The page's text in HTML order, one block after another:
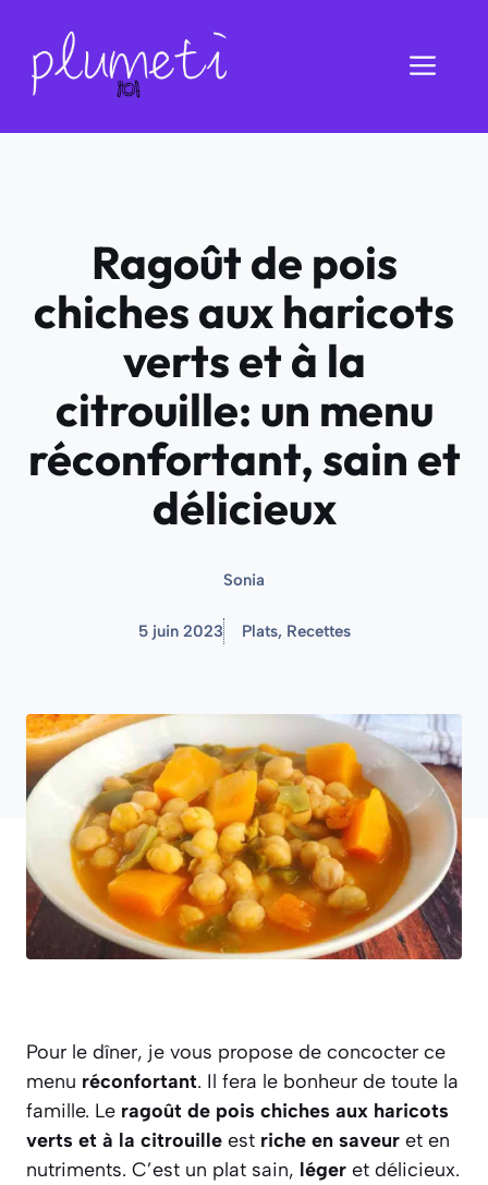
contenu
Ragoût de pois
chiches aux haricots
verts et à la
citrouille: un menu
réconfortant, sain et
délicieux
Sonia
5 juin 2023 Plats, Recettes
Pour le dîner, je vous propose de concocter ce
menu réconfortant. Il fera le bonheur de toute la
famille. Le ragoût de pois chiches aux haricots
verts et à la citrouille est riche en saveur et en
nutriments. C’est un plat sain, léger et délicieux.